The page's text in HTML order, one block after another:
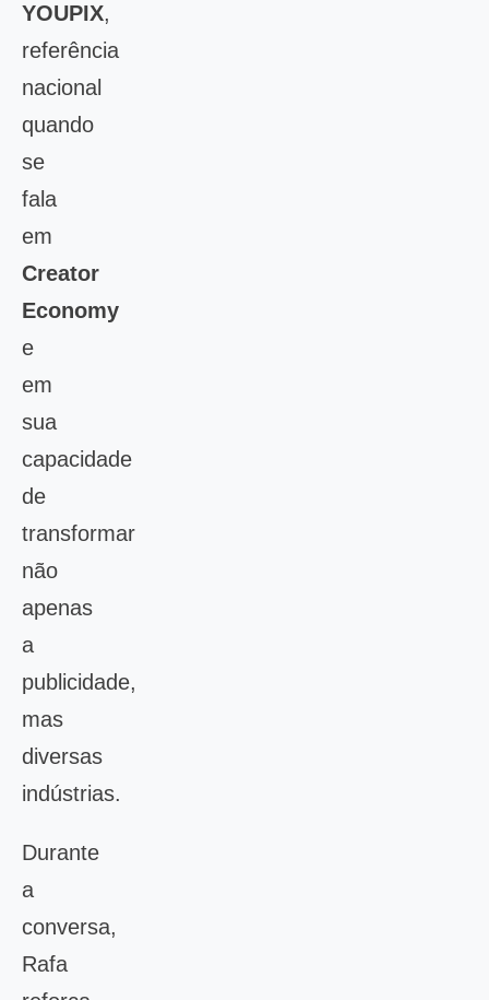
YOUPIX,
referência
nacional
quando
se
fala
em
Creator
Economy
e
em
sua
capacidade
de
transformar
não
apenas
a
publicidade,
mas
diversas
indústrias.
Durante
a
conversa,
Rafa